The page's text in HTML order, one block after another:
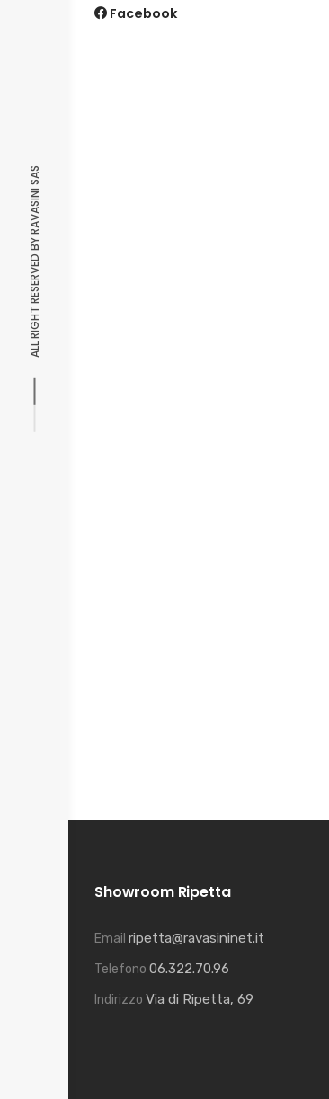
ALL RIGHT RESERVED BY RAVASINI SAS
Facebook
Showroom Ripetta
Email ripetta@ravasininet.it
Telefono 06.322.70.96
Indirizzo Via di Ripetta, 69